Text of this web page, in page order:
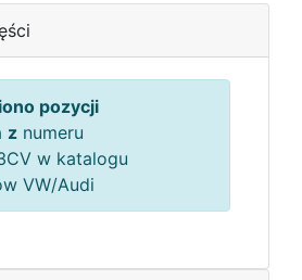
pozycji
z numeru
w katalogu
VW/Audi